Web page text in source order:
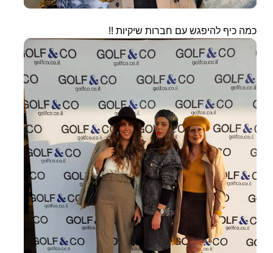
כמה כיף להיפגש עם חברות שיקיות !!